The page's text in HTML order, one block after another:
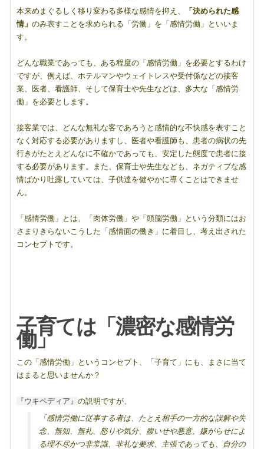
本来めまぐるしく移り変わる多様な感情を抑え、
「決められた感
情」 のみ表すことを求められる「労働」を「感情労働」といいま
す。
どんな職業であっても、ある程度の「感情労働」を必要とするわけ
ですが、例えば、ホテルマンやウェイトレスや受付係などの接客
業、医者、看護師、そして保育士や先生などは、多大な「感情労
働」を必要とします。
接客業では、どんな無礼な客であろうと感情的な不快感を表すこと
なく対応する必要がありますし、医者や看護師も、患者の病状の先
行きがたとえどんなに不確かであっても、安定した態度で患者に接
する必要があります。また、保育士や先生なども、ネガティブな感
情ばかり吐露していては、子供達を健やかに導くことはできませ
ん。
「感情労働」とは、「肉体労働」や「頭脳労働」という分類にはお
さまりきらないこうした「感情面の働き」に着目し、考え出された
コンセプトです。
子育ては「濃密な感情労
働」
この「感情労働」というコンセプト、「子育て」にも、まさに当て
はまると思いませんか？
『ウキペディア』 の説明ですが、
「感情労働に従事する者は、たとえ相手の一方的な誤解や失
念、無知、無礼、怒りや気分、腹いせや悪意、嫌がらせによ
る理不尽かつ非常識、非礼な要求、主張であっても、自分の